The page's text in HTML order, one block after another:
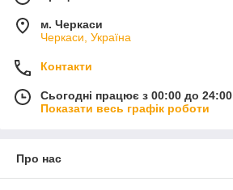
м. Черкаси
Черкаси, Україна
Контакти
Сьогодні працює з 00:00 до 24:00
Показати весь графік роботи
Про нас